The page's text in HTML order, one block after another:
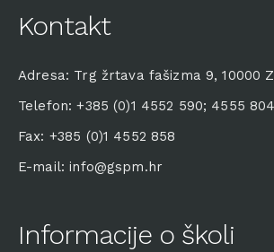
Kontakt
Adresa: Trg žrtava fašizma 9, 10000
Telefon: +385 (0)1 4552 590; 4555 804
Fax: +385 (0)1 4552 858
E-mail: info@gspm.hr
Informacije o školi